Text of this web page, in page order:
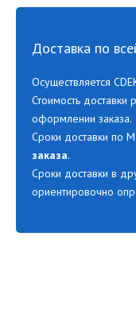
Доставка по
Осуществляется
Стоимость доставки
оформлении заказа.
Сроки доставки по
заказа.
Сроки доставки в
ориентировочно